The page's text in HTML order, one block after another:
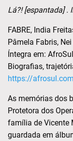
Lá?! [espantada] .
FABRE, India
Pâmela Fabris,
Íntegra em:
Biografias,
https://
As memórias dos
Protetora dos
família de Vicente
guardada em